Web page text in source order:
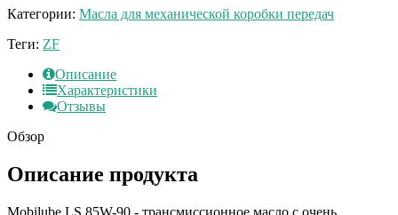
Категории: Масла для механической коробки передач
Теги: ZF
Описание
Характеристики
Отзывы
Обзор
Описание продукта
Mobilube LS 85W-90 - трансмиссионное масло с очень